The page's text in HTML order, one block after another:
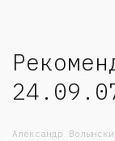
Александр